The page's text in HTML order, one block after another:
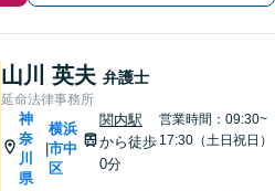
山川 英夫 弁護士
延命法律事務所
神
奈
川
県
横浜
市中
区
関内駅
から徒歩
0分
営業時間：09:30~
17:30（土日祝日）